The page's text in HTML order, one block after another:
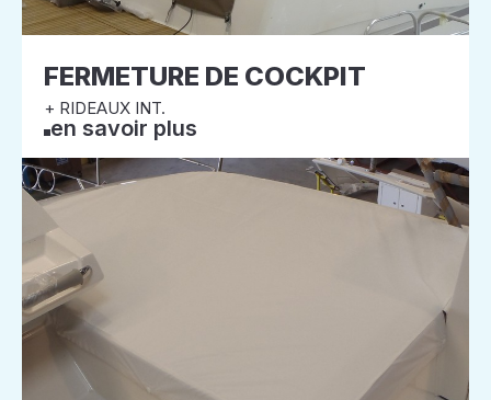
FERMETURE DE COCKPIT
+ RIDEAUX INT.
en savoir plus